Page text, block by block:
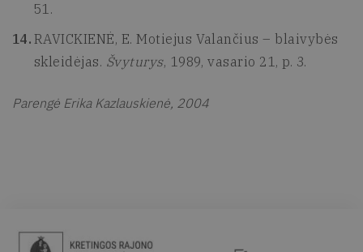
51.
RAVICKIENĖ, E. Motiejus Valančius – blaivybės
skleidėjas. Švyturys, 1989, vasario 21, p. 3.
Parengė Erika Kazlauskienė, 2004